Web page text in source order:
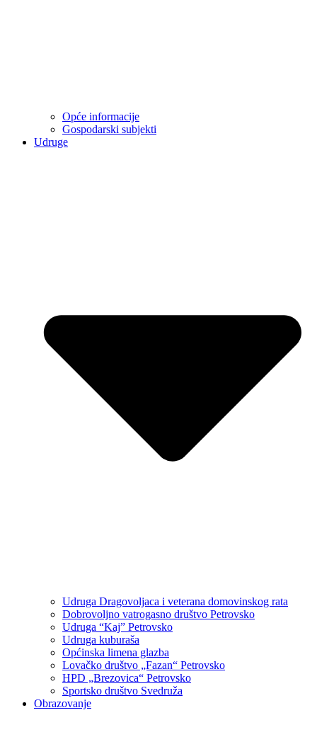
Opće informacije
Gospodarski subjekti
Udruge
Udruga Dragovoljaca i veterana domovinskog rata
Dobrovoljno vatrogasno društvo Petrovsko
Udruga “Kaj” Petrovsko
Udruga kuburaša
Općinska limena glazba
Lovačko društvo „Fazan“ Petrovsko
HPD „Brezovica“ Petrovsko
Sportsko društvo Svedruža
Obrazovanje